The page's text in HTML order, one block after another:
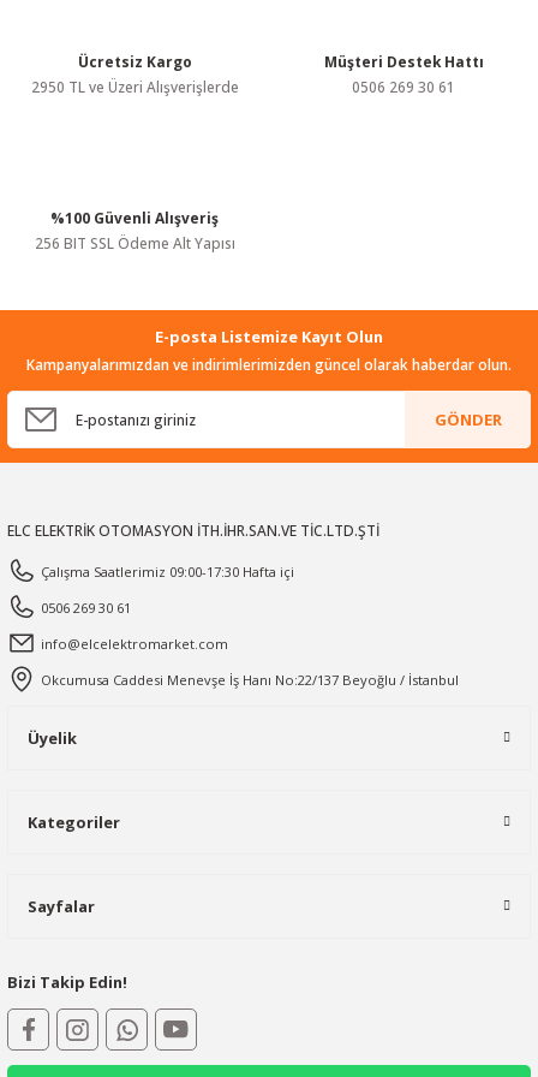
Bu ürüne benzer farklı alternatifler olmalı.
Ücretsiz Kargo
2950 TL ve Üzeri Alışverişlerde
Müşteri Destek Hattı
0506 269 30 61
%100 Güvenli Alışveriş
256 BIT SSL Ödeme Alt Yapısı
E-posta Listemize Kayıt Olun
Kampanyalarımızdan ve indirimlerimizden güncel olarak haberdar olun.
GÖNDER
ELC ELEKTRİK OTOMASYON İTH.İHR.SAN.VE TİC.LTD.ŞTİ
Çalışma Saatlerimiz 09:00-17:30 Hafta içi
0506 269 30 61
info@elcelektromarket.com
Okcumusa Caddesi Menevşe İş Hanı No:22/137 Beyoğlu / İstanbul
Üyelik
Kategoriler
Sayfalar
Bizi Takip Edin!